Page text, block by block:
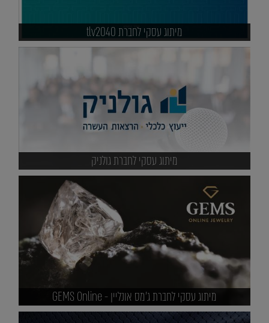
מיתוג עסקי לחברת tlv2040
מיתוג עסקי לחברת גולניק
מיתוג עסקי לחברת ג'מס אונליין - GEMS Online